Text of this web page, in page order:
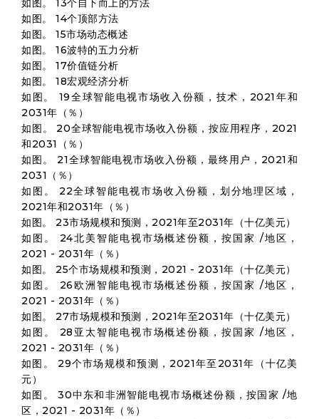
如图。 13个自下而上的方法
如图。 14个顶部方法
如图。 15市场动态概述
如图。 16波特的五力分析
如图。 17价值链分析
如图。 18宏观经济分析
如图。 19全球智能电视市场收入份额，技术，2021年和
2031年（％）
如图。 20全球智能电视市场收入份额，按应用程序，2021
和2031（％）
如图。 21全球智能电视市场收入份额，最终用户，2021和
2031（％）
如图。 22全球智能电视市场收入份额，划分地理区域，
2021年和2031年（％）
如图。 23市场规模和预测，2021年至2031年（十亿美元）
如图。 24北美智能电视市场概述份额，按国家 /地区，
2021 - 2031年（％）
如图。 25个市场规模和预测，2021 - 2031年（十亿美元）
如图。 26欧洲智能电视市场概述份额，按国家 /地区，
2021 - 2031年（％）
如图。 27市场规模和预测，2021年至2031年（十亿美元）
如图。 28亚太智能电视市场概述份额，按国家 /地区，
2021 - 2031年（％）
如图。 29个市场规模和预测，2021年至2031年（十亿美
元）
如图。 30中东和非洲智能电视市场概述份额，按国家 /地
区，2021 - 2031年（％）